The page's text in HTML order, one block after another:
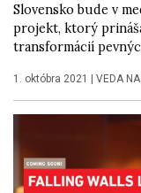
Slovensko bude v
projekt, ktorý
transformácií
1. októbra 2021 VEDA